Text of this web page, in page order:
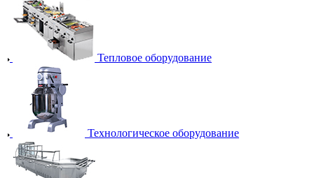
Тепловое оборудование
Технологическое оборудование